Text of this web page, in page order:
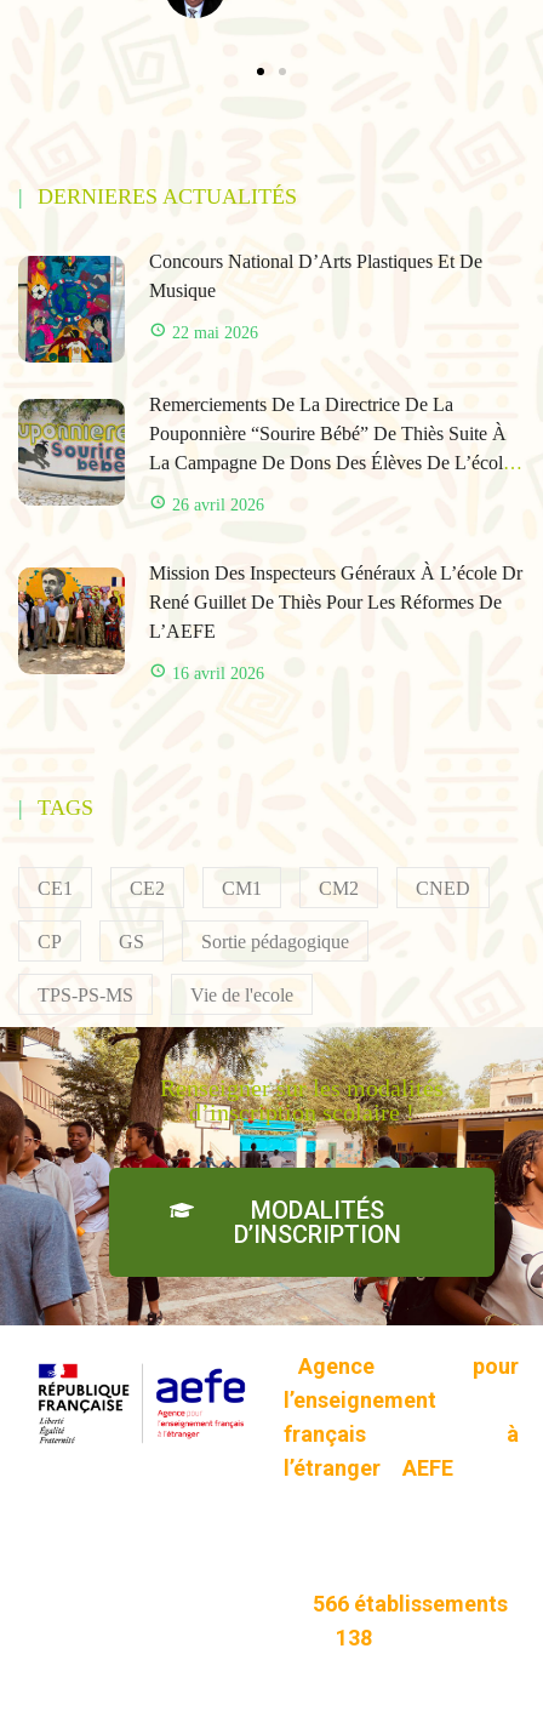
DERNIERES ACTUALITÉS
Concours National D’Arts Plastiques Et De
Musique
22 mai 2026
Remerciements De La Directrice De La
Pouponnière “Sourire Bébé” De Thiès Suite À
La Campagne De Dons Des Élèves De L’école
René Guillet
26 avril 2026
Mission Des Inspecteurs Généraux À L’école Dr
René Guillet De Thiès Pour Les Réformes De
L’AEFE
16 avril 2026
TAGS
CE1 CE2 CM1 CM2 CNED
CP GS Sortie pédagogique
TPS-PS-MS Vie de l'ecole
Renseigner sur les modalités
d’inscription scolaire !
MODALITÉS
D’INSCRIPTION
Agence pour
l’enseignement
français à
l’étranger
AEFE
566 établissements
138